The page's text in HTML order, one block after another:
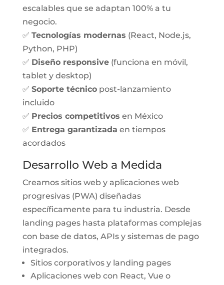
escalables que se adaptan 100% a tu
negocio.
✅ Tecnologías modernas (React, Node.js,
Python, PHP)
✅ Diseño responsive(funciona en móvil,
tablet y desktop)
✅ Soporte técnicopost-lanzamiento
incluido
✅ Precios competitivos en México
✅ Entrega garantizada en tiempos
acordados
Desarrollo Web a Medida
Creamos sitios web y aplicaciones web
progresivas (PWA) diseñadas
específicamente para tu industria. Desde
landing pages hasta plataformas complejas
con base de datos, APIs y sistemas de pago
integrados.
Sitios corporativos y landing pages
Aplicaciones web con React, Vue o